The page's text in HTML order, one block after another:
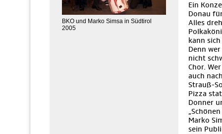
BKO und Marko Simsa in Südtirol
2005
Ein
Donau
Alles
kann
Denn
nicht
Chor.
auch
Strauß-
Pizza
Donner
Marko
sein